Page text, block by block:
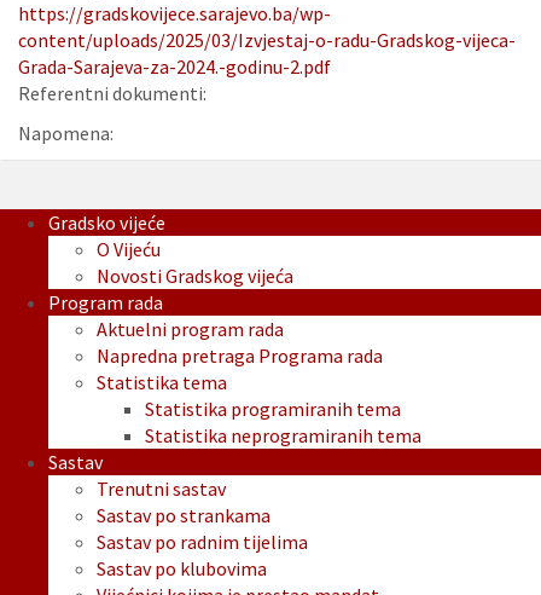
https://gradskovijece.sarajevo.ba/wp-
content/uploads/2025/03/Izvjestaj-o-radu-Gradskog-vijeca-
Grada-Sarajeva-za-2024.-godinu-2.pdf
Referentni dokumenti:
Napomena:
Gradsko vijeće
O Vijeću
Novosti Gradskog vijeća
Program rada
Aktuelni program rada
Napredna pretraga Programa rada
Statistika tema
Statistika programiranih tema
Statistika neprogramiranih tema
Sastav
Trenutni sastav
Sastav po strankama
Sastav po radnim tijelima
Sastav po klubovima